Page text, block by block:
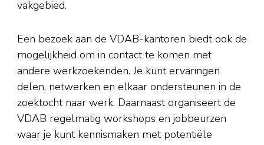
vakgebied.
Een bezoek aan de VDAB-kantoren biedt ook de
mogelijkheid om in contact te komen met
andere werkzoekenden. Je kunt ervaringen
delen, netwerken en elkaar ondersteunen in de
zoektocht naar werk. Daarnaast organiseert de
VDAB regelmatig workshops en jobbeurzen
waar je kunt kennismaken met potentiële